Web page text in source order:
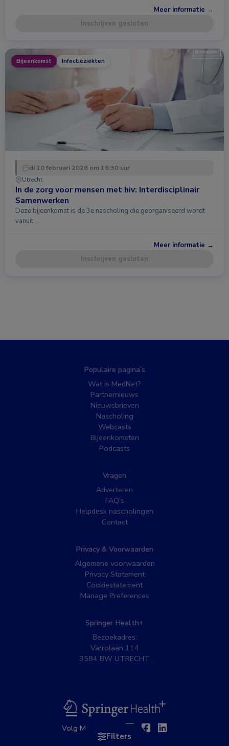
Filters
Meer informatie →
Inschrijven gesloten
Bijeenkomst Infectieziekten
di 10 februari 2026 om 16:30 uur
Utrecht
In de zorg voor mensen met hiv: Interdisciplinair
Samenwerken
Deze bijeenkomst is de 3e nascholing die georganiseerd wordt
vanuit …
Meer informatie →
Inschrijven gesloten
Populaire pagina’s
Wat is MedNet?
Partnernieuws
Nieuwsbrieven
Nascholing
Webcasts
Bijeenkomsten
Podcasts
Vragen
Adverteren
FAQ’s
Helpdesk nascholingen
Contact
Privacy & Voorwaarden
Algemene voorwaarden
Privacy Statement
Cookiestatement
Manage Preferences
Springer Health+
Bezoekadres:
Varrolaan 114
3584 BW UTRECHT
BSL
Volg MedNet op: TwitterFacebook
Linkedin